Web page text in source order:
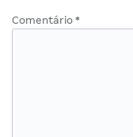
Comentário *